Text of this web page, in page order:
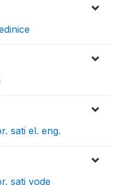
sati el. eng.
sati vode